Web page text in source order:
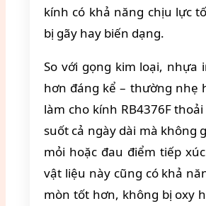
kính có khả năng chịu lực
bị gãy hay biến dạng.
So với gọng kim loại, nhựa
hơn đáng kể – thường nhẹ
làm cho kính RB4376F
suốt cả ngày dài mà không
mỏi hoặc đau điểm tiếp
vật liệu này cũng có khả
mòn tốt hơn, không bị oxy